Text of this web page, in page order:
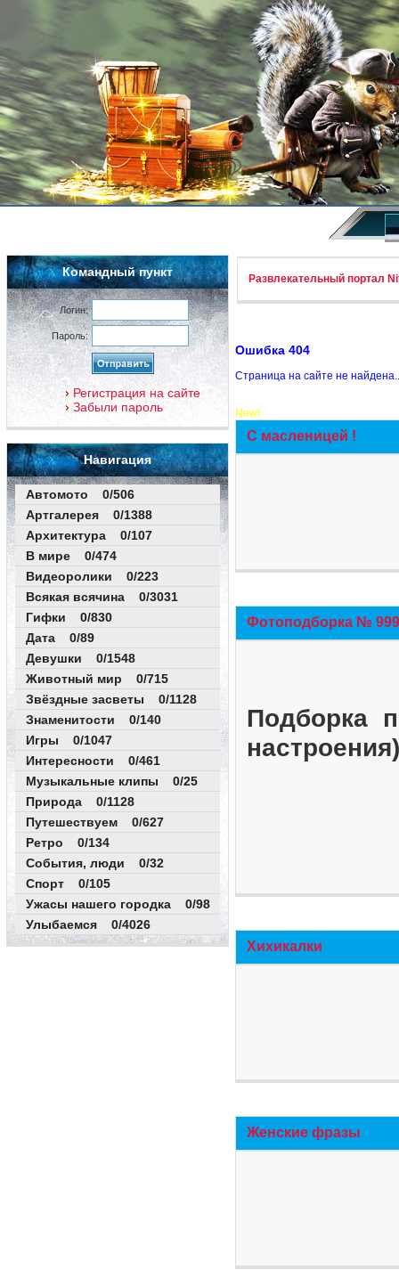
Командный пункт
Логин:
Пароль:
Регистрация на сайте
Забыли пароль
Навигация
Автомото 0/506
Артгалерея 0/1388
Архитектура 0/107
В мире 0/474
Видеоролики 0/223
Всякая всячина 0/3031
Гифки 0/830
Дата 0/89
Девушки 0/1548
Животный мир 0/715
Звёздные засветы 0/1128
Знаменитости 0/140
Игры 0/1047
Интересности 0/461
Музыкальные клипы 0/25
Природа 0/1128
Путешествуем 0/627
Ретро 0/134
События, люди 0/32
Спорт 0/105
Ужасы нашего городка 0/98
Улыбаемся 0/4026
Развлекательный портал
Ошибка 404
Страница на сайте не
New!
С масленицей !
Фотоподборка №
Подборка
Хихикалки
Женские фразы